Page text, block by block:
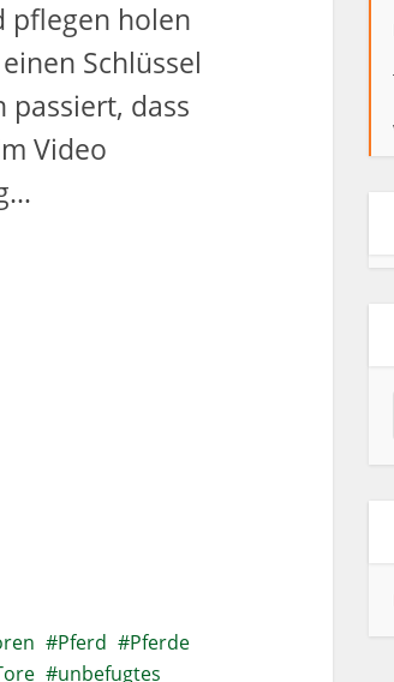
pflegen holen
Schlüssel
passiert, dass
Video
Pferd
Pferde
unbefugtes